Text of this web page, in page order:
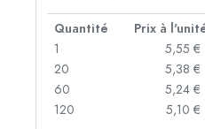
Quantité Prix à
1
5,55 €
20
5,38 €
60
5,24 €
120
5,10 €